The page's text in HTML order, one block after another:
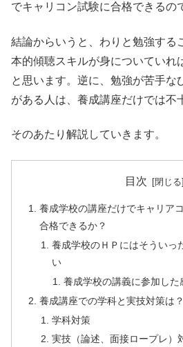
でキャリコン試験に合格できるの
結論からいうと、わりと勉強する
本的傾聴スキルが身についていれ
と思います。逆に、勉強が苦手な
がある人は、養成講座だけでは不
そのあたり解説していきます。
目次
養成学校の講座だけでキャリア
合格できるか？
養成学校のＨＰにはそういっ
い
養成学校の講義に参加した
養成講座での学科と実技対策は？
学科対策
実技（論述、面接ロープレ）